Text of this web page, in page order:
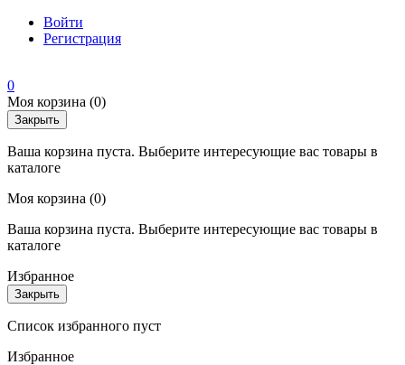
Войти
Регистрация
0
Моя корзина (0)
Закрыть
Ваша корзина пуста. Выберите интересующие вас товары в
каталоге
Моя корзина (0)
Ваша корзина пуста. Выберите интересующие вас товары в
каталоге
Избранное
Закрыть
Список избранного пуст
Избранное